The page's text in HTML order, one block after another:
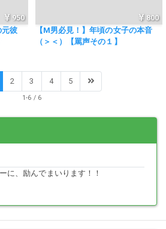
950
彼
800
【M男必見！】年頃の女子の本音
（＞＜）【罵声その１】
2 3 4 5
1-6 / 6
に、励んでまいります！！